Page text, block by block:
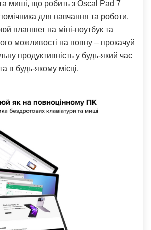
миші, що робить з Oscal Pad 7
для навчання та роботи.
планшет на міні-ноутбук та
можливості на повну – прокачуй
продуктивність у будь-який час
в будь-якому місці.